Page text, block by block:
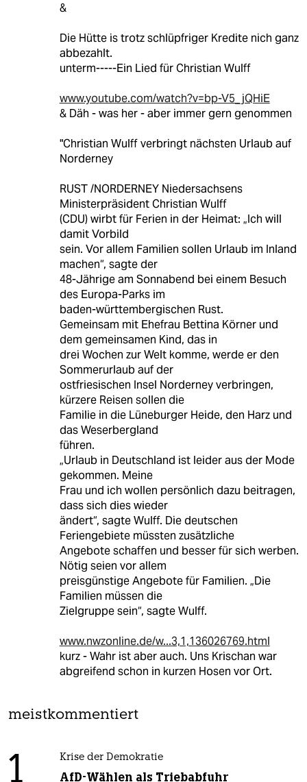
&
Die Hütte is trotz schlüpfriger Kredite nich ganz
abbezahlt.
unterm-----Ein Lied für Christian Wulff
www.youtube.com/watch?v=bp-V5_jQHiE
& Däh - was her - aber immer gern genommen
"Christian Wulff verbringt nächsten Urlaub auf
Norderney
RUST /NORDERNEY Niedersachsens
Ministerpräsident Christian Wulff
(CDU) wirbt für Ferien in der Heimat: „Ich will
damit Vorbild
sein. Vor allem Familien sollen Urlaub im Inland
machen“, sagte der
48-Jährige am Sonnabend bei einem Besuch
des Europa-Parks im
baden-württembergischen Rust.
Gemeinsam mit Ehefrau Bettina Körner und
dem gemeinsamen Kind, das in
drei Wochen zur Welt komme, werde er den
Sommerurlaub auf der
ostfriesischen Insel Norderney verbringen,
kürzere Reisen sollen die
Familie in die Lüneburger Heide, den Harz und
das Weserbergland
führen.
„Urlaub in Deutschland ist leider aus der Mode
gekommen. Meine
Frau und ich wollen persönlich dazu beitragen,
dass sich dies wieder
ändert“, sagte Wulff. Die deutschen
Feriengebiete müssten zusätzliche
Angebote schaffen und besser für sich werben.
Nötig seien vor allem
preisgünstige Angebote für Familien. „Die
Familien müssen die
Zielgruppe sein“, sagte Wulff.
www.nwzonline.de/w...3,1,136026769.html
kurz - Wahr ist aber auch. Uns Krischan war
abgreifend schon in kurzen Hosen vor Ort.
meistkommentiert
1 Krise der Demokratie
AfD-Wählen als Triebabfuhr